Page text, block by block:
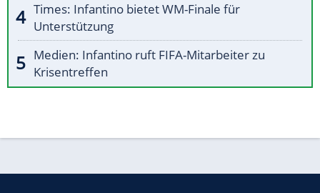
Times: Infantino bietet WM-Finale für
Unterstützung
Medien: Infantino ruft FIFA-Mitarbeiter zu
Krisentreffen